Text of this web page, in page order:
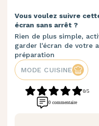
Vous voulez suivre
écran sans arrêt ?
Rien de plus simple,
garder l'écran de votre
préparation
MODE CUISINE
0/5
0 commentaire